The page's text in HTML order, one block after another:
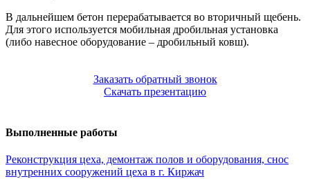
В дальнейшем бетон перерабатывается во вторичный щебень.
Для этого используется мобильная дробильная установка
(либо навесное оборудование – дробильный ковш).
Заказать обратный звонок
Скачать презентацию
Выполненные работы
Реконструкция цеха, демонтаж полов и оборудования, снос
внутренних сооружений цеха в г. Киржач